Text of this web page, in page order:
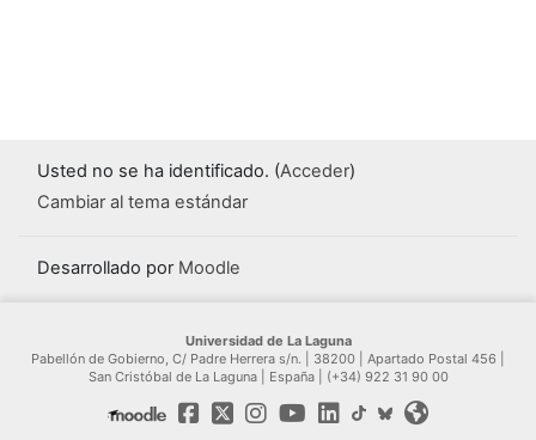
Usted no se ha identificado. (Acceder)
Cambiar al tema estándar
Desarrollado por Moodle
Universidad de La Laguna
Pabellón de Gobierno, C/ Padre Herrera s/n. | 38200 | Apartado Postal 456 |
San Cristóbal de La Laguna | España | (+34) 922 31 90 00